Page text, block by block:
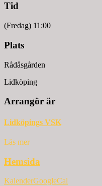
Tid
(Fredag) 11:00
Plats
Rådåsgården
Lidköping
Arrangör är
Lidköpings VSK
Läs mer
Hemsida
KalenderGoogleCal